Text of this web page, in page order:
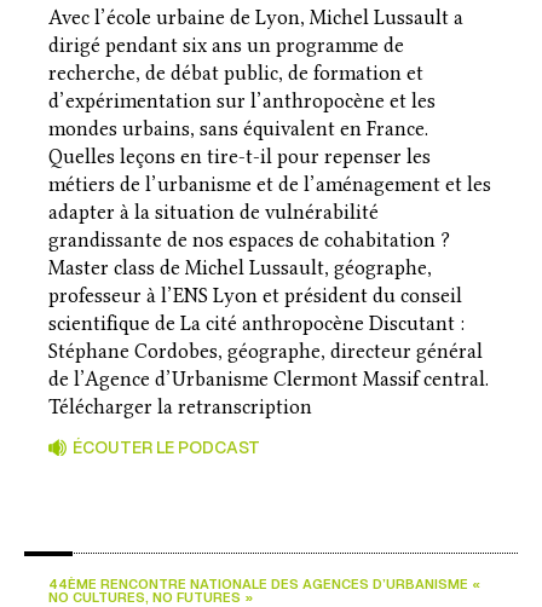
Avec l’école urbaine de Lyon, Michel Lussault a
dirigé pendant six ans un programme de
recherche, de débat public, de formation et
d’expérimentation sur l’anthropocène et les
mondes urbains, sans équivalent en France.
Quelles leçons en tire-t-il pour repenser les
métiers de l’urbanisme et de l’aménagement et les
adapter à la situation de vulnérabilité
grandissante de nos espaces de cohabitation ?
Master class de Michel Lussault, géographe,
professeur à l’ENS Lyon et président du conseil
scientifique de La cité anthropocène Discutant :
Stéphane Cordobes, géographe, directeur général
de l’Agence d’Urbanisme Clermont Massif central.
Télécharger la retranscription
ÉCOUTER LE PODCAST
44ÈME RENCONTRE NATIONALE DES AGENCES D’URBANISME «
NO CULTURES, NO FUTURES »